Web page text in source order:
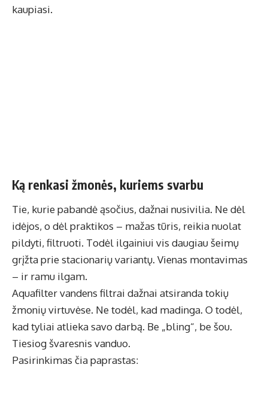
kaupiasi.
Ką renkasi žmonės, kuriems svarbu
Tie, kurie pabandė ąsočius, dažnai nusivilia. Ne dėl
idėjos, o dėl praktikos – mažas tūris, reikia nuolat
pildyti, filtruoti. Todėl ilgainiui vis daugiau šeimų
grįžta prie stacionarių variantų. Vienas montavimas
– ir ramu ilgam.
Aquafilter vandens filtrai dažnai atsiranda tokių
žmonių virtuvėse. Ne todėl, kad madinga. O todėl,
kad tyliai atlieka savo darbą. Be „bling“, be šou.
Tiesiog švaresnis vanduo.
Pasirinkimas čia paprastas: